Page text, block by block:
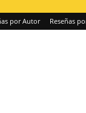
por Autor Reseñas